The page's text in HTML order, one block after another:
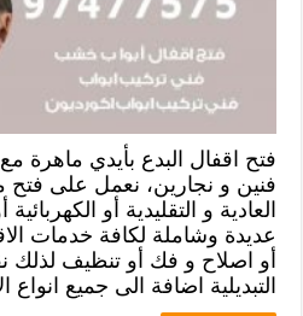
فتح اقفال البدع بأيدي ماهرة
فنين و نجارين، نعمل على فتح
العادية و التقليدية أو
عديدة وشاملة لكافة خدمات
أو اصلاح و فك أو تنظيف لذلك
التبديلية اضافة الى جميع